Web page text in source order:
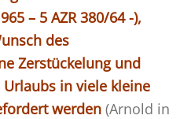
– 5 AZR 380/64 -),
des
Zerstückelung und
in viele kleine
werden(Arnold in